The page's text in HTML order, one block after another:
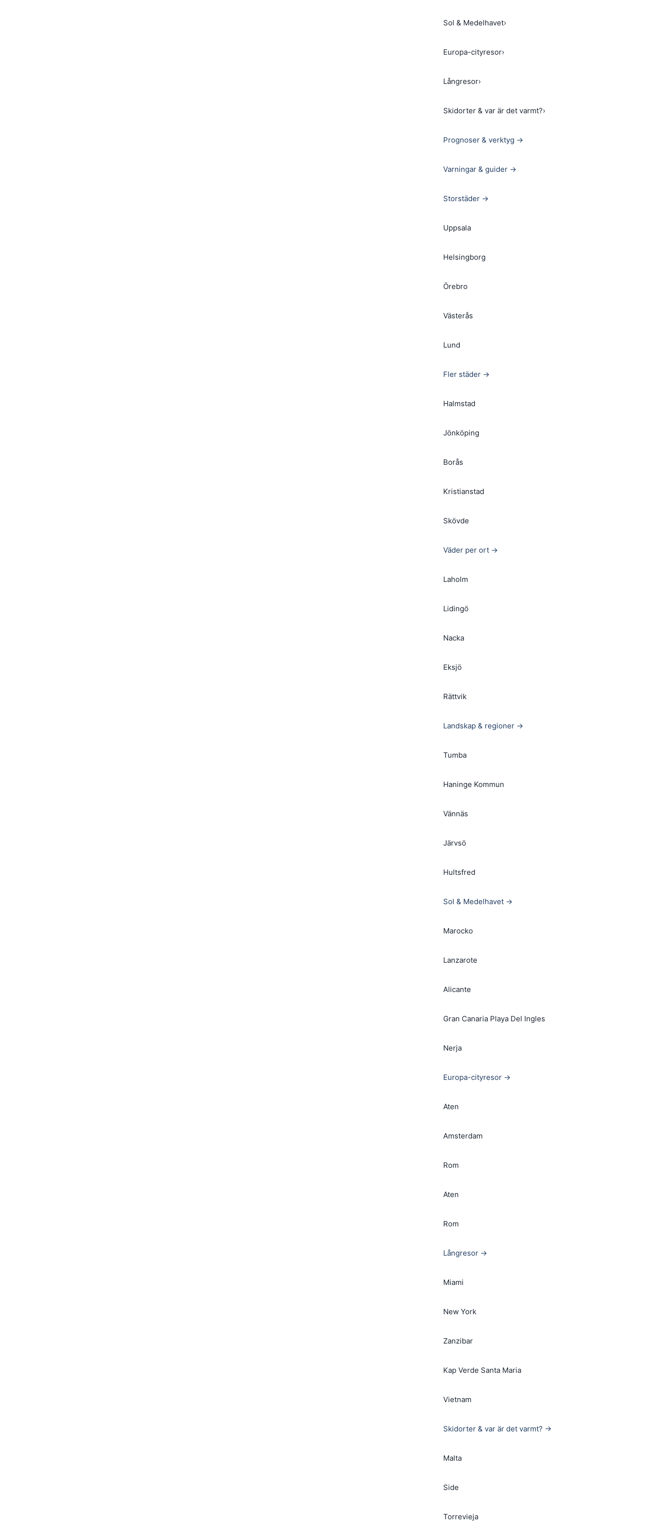
Sol & Medelhavet›
Europa-cityresor›
Långresor›
Skidorter & var är det varmt?›
Prognoser & verktyg →
Varningar & guider →
Storstäder →
Uppsala
Helsingborg
Örebro
Västerås
Lund
Fler städer →
Halmstad
Jönköping
Borås
Kristianstad
Skövde
Väder per ort →
Laholm
Lidingö
Nacka
Eksjö
Rättvik
Landskap & regioner →
Tumba
Haninge Kommun
Vännäs
Järvsö
Hultsfred
Sol & Medelhavet →
Marocko
Lanzarote
Alicante
Gran Canaria Playa Del Ingles
Nerja
Europa-cityresor →
Aten
Amsterdam
Rom
Aten
Rom
Långresor →
Miami
New York
Zanzibar
Kap Verde Santa Maria
Vietnam
Skidorter & var är det varmt? →
Malta
Side
Torrevieja